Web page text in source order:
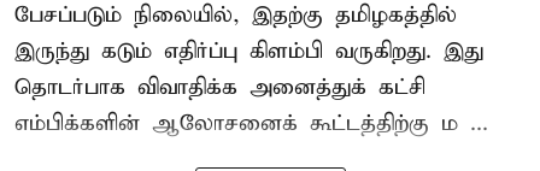
பேசப்படும் நிலையில், இதற்கு தமிழகத்தில்
இருந்து கடும் எதிர்ப்பு கிளம்பி வருகிறது. இது
தொடர்பாக விவாதிக்க அனைத்துக் கட்சி
எம்பிக்களின் ஆலோசனைக் கூட்டத்திற்கு ம ...